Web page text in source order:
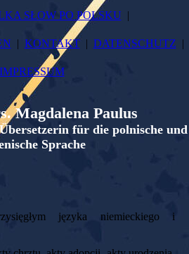
SŁOW PO POLSKU
KONTAKT DATENSCHUTZ
IMPRESSUM
Magdalena Paulus
für die polnische und
Sprache
języka niemieckiego i